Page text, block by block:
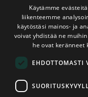
Shop Peitelista
Peitelista
Koriste
Sormijatketusta
Käytämme
liikenteemme
käytöstäsi mainos- ja
voivat yhdistää ne
he ovat keränneet
EHDOTTOMASTI